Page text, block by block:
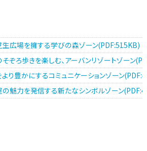
広場を擁する学びの森ゾーン(PDF:515KB)
ぞろ歩きを楽しむ、アーバンリゾートゾーン
り豊かにするコミュニケーションゾーン
魅力を発信する新たなシンボルゾーン